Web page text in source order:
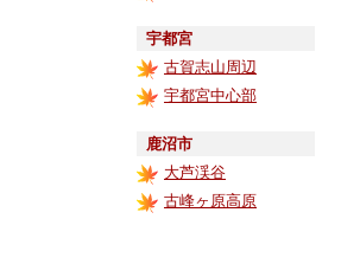
宇都宮
古賀志山周辺
宇都宮中心部
鹿沼市
大芦渓谷
古峰ヶ原高原